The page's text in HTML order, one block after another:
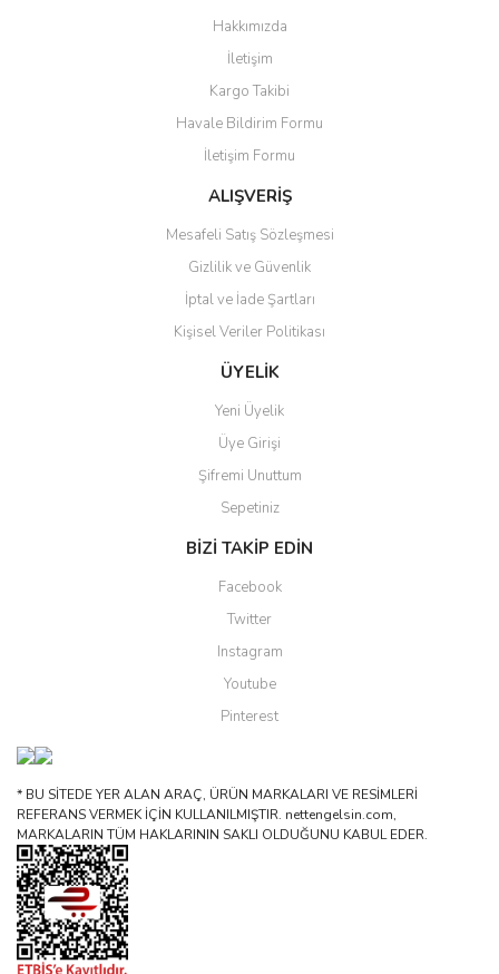
Yorum Yaz
Ürün resmi kalitesiz, bozuk veya görüntülenemiyor.
Ürün açıklamasında eksik bilgiler bulunuyor.
Ürün bilgilerinde hatalar bulunuyor.
Ürün fiyatı diğer sitelerden daha pahalı.
Bu ürüne benzer farklı alternatifler olmalı.
Gönder
Hakkımızda
İletişim
Kargo Takibi
Havale Bildirim Formu
İletişim Formu
ALIŞVERİŞ
Mesafeli Satış Sözleşmesi
Gizlilik ve Güvenlik
İptal ve İade Şartları
Kişisel Veriler Politikası
ÜYELİK
Yeni Üyelik
Üye Girişi
Şifremi Unuttum
Sepetiniz
BİZİ TAKİP EDİN
Facebook
Twitter
Instagram
Youtube
Pinterest
* BU SİTEDE YER ALAN ARAÇ, ÜRÜN MARKALARI VE RESİMLERİ
REFERANS VERMEK İÇİN KULLANILMIŞTIR. nettengelsin.com,
MARKALARIN TÜM HAKLARININ SAKLI OLDUĞUNU KABUL EDER.